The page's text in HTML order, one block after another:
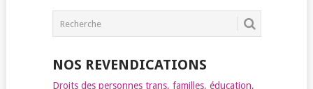
NOS REVENDICATIONS
Droits des personnes trans, familles, éducation,